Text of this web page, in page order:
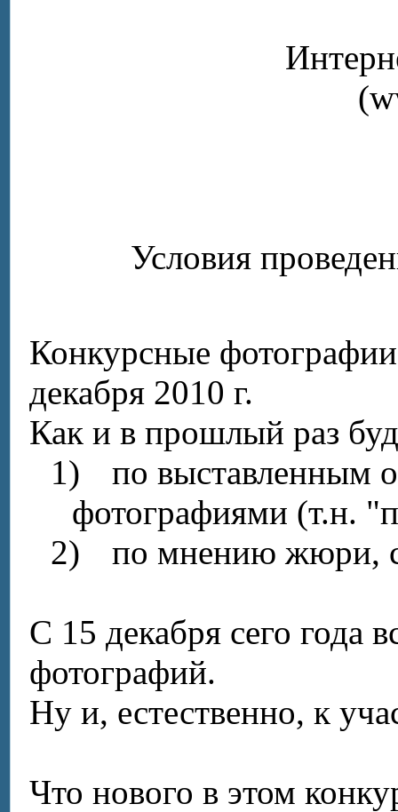
(
Условия
Конкурсные
декабря 2010 г.
Как и в прошлый раз
1)
по выставленным
фотографиями (т.н.
2)
по мнению жюри,
С 15 декабря сего года
фотографий.
Ну и, естественно, к
Что нового в этом